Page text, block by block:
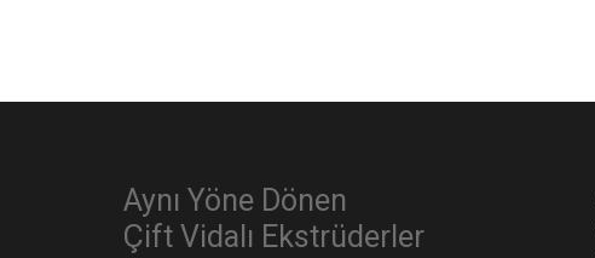
Aynı Yöne Dönen
Çift Vidalı Ekstrüderler